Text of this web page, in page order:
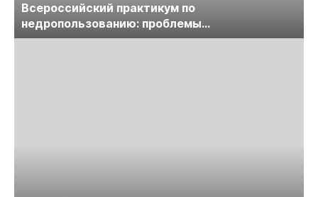
Всероссийский практикум по
недропользованию: проблемы
лицензирования, цифровизации, экспертизы